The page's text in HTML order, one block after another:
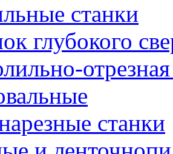
станки
глубокого
станки